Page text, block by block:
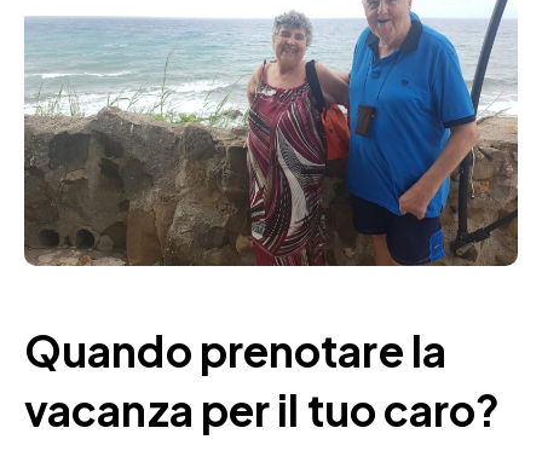
Quando prenotare la
vacanza per il tuo caro?